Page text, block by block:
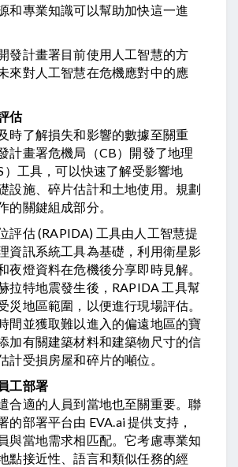
和專業知識可以幫助加快這一進
發計畫署目前使用人工智慧的方
來對人工智慧在危機應對中的應
估
時了解損失和影響的數據至關重
計畫署危機局（CB）開發了地理
）工具，可以快速了解受影響地
設施、碎片估計和土地使用。規劃
的關鍵組成部分。
評估 (RAPIDA) 工具由人工智慧提
資訊系統工具為基礎，利用衛星影
夜燈資料在危機後分享即時見解。
拉特地震發生後，RAPIDA 工具幫
災地區範圍，以便進行現場評估。
間並獲取難以進入的偏遠地區的寶
加有關建築材料和建築物尺寸的信
計受損房屋和碎片的噸位。
工部署
合適的人員到當地也至關重要。聯
的部署平台由 EVA.ai 提供支持，
與當地需求相匹配。它考慮專業知
點接近性、語言和類似任務的經